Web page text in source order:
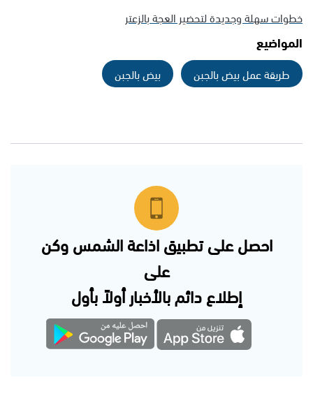
خطوات سهلة وجديدة لتحضير العجة بالزعتر
المواضيع
طريقة عمل بيض بالجبن بيض بالجبن
احصل على تطبيق اذاعة الشمس وكن
على
إطلاع دائم بالأخبار أولاً بأول